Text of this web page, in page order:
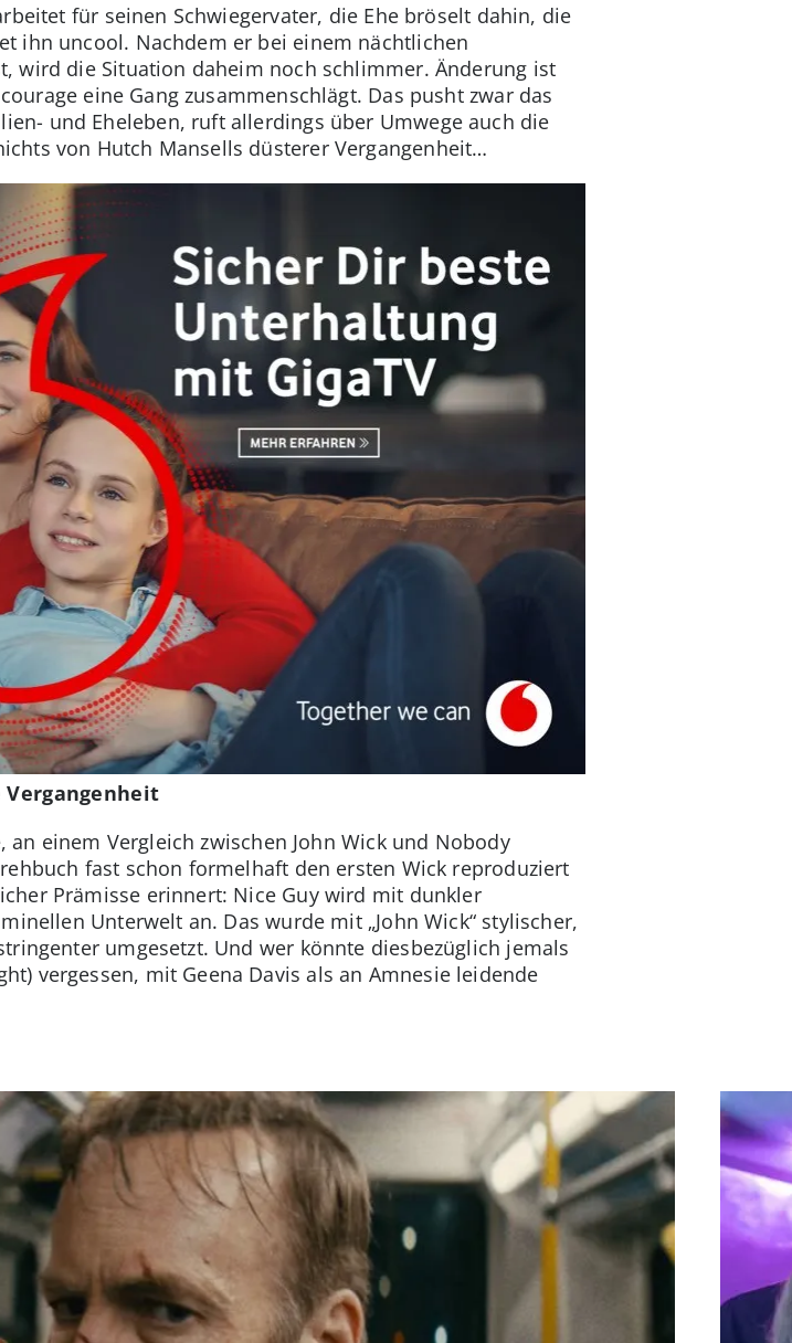
für seinen Schwiegervater, die Ehe bröselt dahin, die
ihn uncool. Nachdem er bei einem nächtlichen
wird die Situation daheim noch schlimmer. Änderung ist
eine Gang zusammenschlägt. Das pusht zwar das
und Eheleben, ruft allerdings über Umwege auch die
von Hutch Mansells düsterer Vergangenheit…
Vergangenheit
einem Vergleich zwischen John Wick und Nobody
fast schon formelhaft den ersten Wick reproduziert
Prämisse erinnert: Nice Guy wird mit dunkler
Unterwelt an. Das wurde mit „John Wick“ stylischer,
umgesetzt. Und wer könnte diesbezüglich jemals
vergessen, mit Geena Davis als an Amnesie leidende